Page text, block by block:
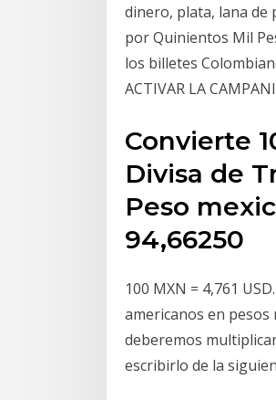
dinero, plata, lana de
por Quinientos Mil
los billetes
ACTIVAR LA
Convierte
Divisa de
Peso
94,66250
100 MXN = 4,761
americanos en
deberemos
escribirlo de la